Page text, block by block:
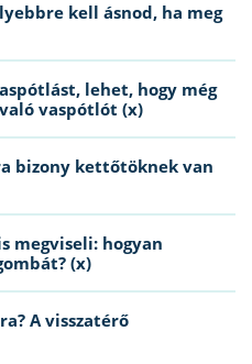
kell ásnod, ha meg
lehet, hogy még
vaspótlót (x)
bizony kettőtöknek van
megviseli: hogyan
(x)
A visszatérő